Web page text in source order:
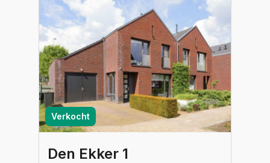
Verkocht
Den Ekker 1